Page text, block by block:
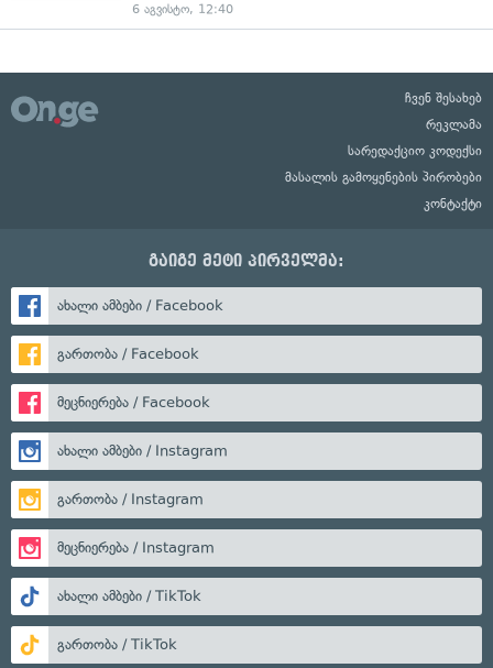
6 აგვისტო, 12:40
ჩვენ შესახებ
რეკლამა
სარედაქციო კოდექსი
მასალის გამოყენების პირობები
კონტაქტი
გაიგე მეტი პირველმა:
ახალი ამბები / Facebook
გართობა / Facebook
მეცნიერება / Facebook
ახალი ამბები / Instagram
გართობა / Instagram
მეცნიერება / Instagram
ახალი ამბები / TikTok
გართობა / TikTok